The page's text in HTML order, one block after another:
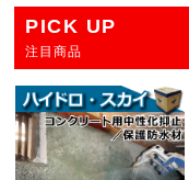
PICK UP
注目商品